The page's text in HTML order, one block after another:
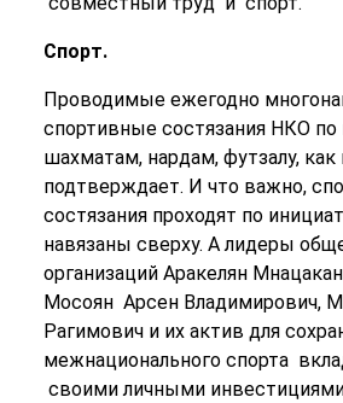
Спорт.
Проводимые ежегодно
спортивные состязания НКО
шахматам, нардам, футзалу, как
подтверждает. И что важно,
состязания проходят по
навязаны сверху. А лидеры
организаций Аракелян
Мосоян Арсен Владимирович,
Рагимович и их актив для
межнационального спорта
своими личными